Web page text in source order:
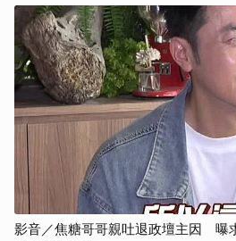
影音／焦糖哥哥親吐退政壇主因 曝